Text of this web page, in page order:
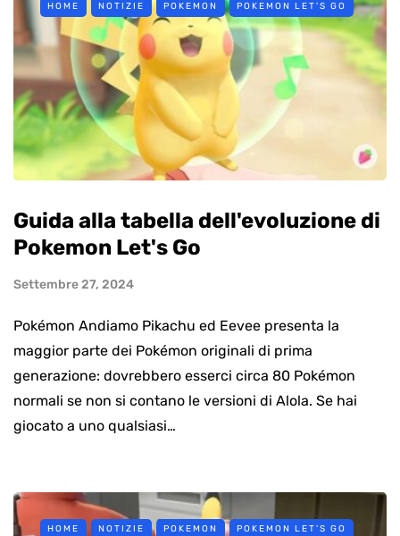
HOME NOTIZIE POKEMON POKEMON LET'S GO
Guida alla tabella dell'evoluzione di
Pokemon Let's Go
Settembre 27, 2024
Pokémon Andiamo Pikachu ed Eevee presenta la
maggior parte dei Pokémon originali di prima
generazione: dovrebbero esserci circa 80 Pokémon
normali se non si contano le versioni di Alola. Se hai
giocato a uno qualsiasi…
HOME NOTIZIE POKEMON POKEMON LET'S GO